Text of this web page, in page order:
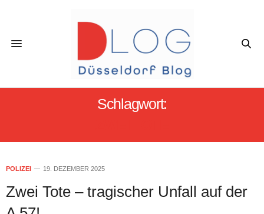
Schlagwort:
POLIZEI 19. DEZEMBER 2025
Zwei Tote – tragischer Unfall auf der